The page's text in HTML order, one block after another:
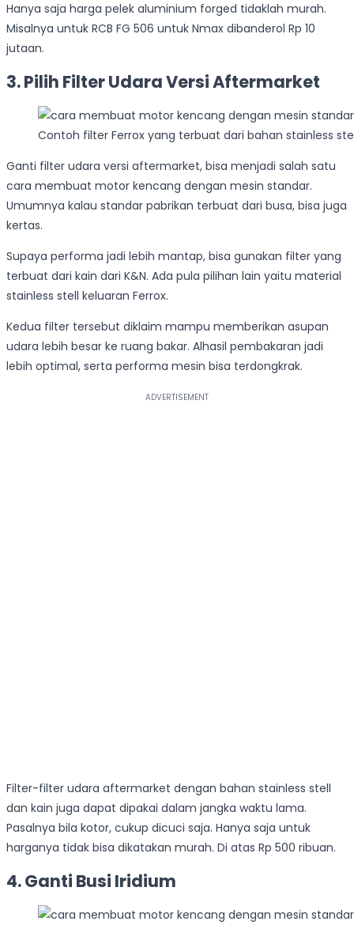
Hanya saja harga pelek aluminium forged tidaklah murah.
Misalnya untuk RCB FG 506 untuk Nmax dibanderol Rp 10
jutaan.
3. Pilih Filter Udara Versi Aftermarket
Contoh filter Ferrox yang terbuat dari bahan stainless
Ganti filter udara versi aftermarket, bisa menjadi salah satu
cara membuat motor kencang dengan mesin standar.
Umumnya kalau standar pabrikan terbuat dari busa, bisa juga
kertas.
Supaya performa jadi lebih mantap, bisa gunakan filter yang
terbuat dari kain dari K&N. Ada pula pilihan lain yaitu material
stainless stell keluaran Ferrox.
Kedua filter tersebut diklaim mampu memberikan asupan
udara lebih besar ke ruang bakar. Alhasil pembakaran jadi
lebih optimal, serta performa mesin bisa terdongkrak.
Filter-filter udara aftermarket dengan bahan stainless stell
dan kain juga dapat dipakai dalam jangka waktu lama.
Pasalnya bila kotor, cukup dicuci saja. Hanya saja untuk
harganya tidak bisa dikatakan murah. Di atas Rp 500 ribuan.
4. Ganti Busi Iridium